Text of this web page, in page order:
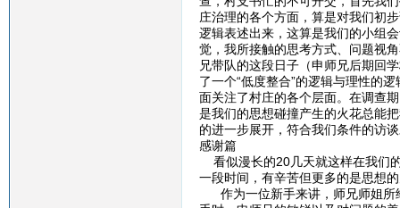
庄治理的各个方面，算是对我们初
逻辑表述出来，这算是我们的小组
觉，我所接触的思考方式、问题视
兄带队的这段日子（申师兄后期回
了一个“低度整合”的逻辑与理性的
面关注了村庄的各个层面。在调查
是我们的思想碰撞产生的火花总能
的进一步展开，符合我们条件的访
感谢篇
看似漫长的20几天就这样在我们
一段时间，有辛苦但更多的是思想
作为一位新手来讲，师兄师姐所